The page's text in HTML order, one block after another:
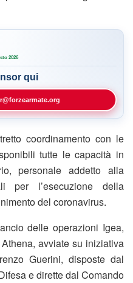
2026
qui
coordinamento con le
tutte le capacità in
personale addetto alla
per l’esecuzione della
del coronavirus.
delle operazioni Igea,
avviate su iniziativa
Guerini, disposte dal
e dirette dal Comando